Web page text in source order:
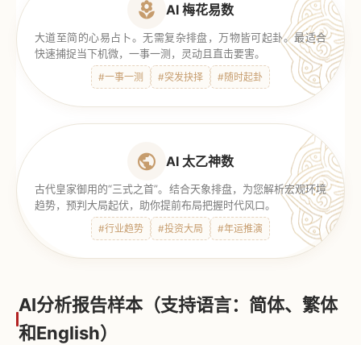
AI 梅花易数
大道至简的心易占卜。无需复杂排盘，万物皆可起卦。最适合
快速捕捉当下机微，一事一测，灵动且直击要害。
#一事一测 #突发抉择 #随时起卦
AI 太乙神数
古代皇家御用的“三式之首”。结合天象排盘，为您解析宏观环境
趋势，预判大局起伏，助你提前布局把握时代风口。
#行业趋势 #投资大局 #年运推演
AI分析报告样本（支持语言：简体、繁体
和English）